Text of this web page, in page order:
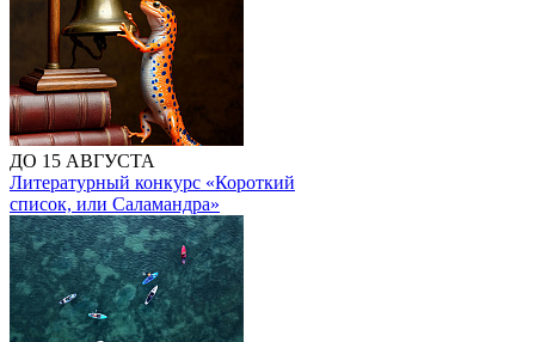
ДО 15 АВГУСТА
Литературный конкурс «Короткий
список, или Саламандра»